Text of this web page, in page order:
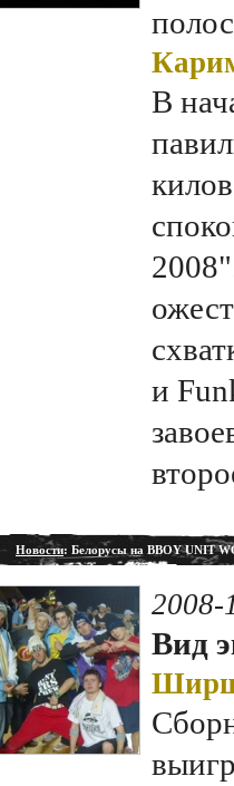
В
и
Новости: Белорусы на BBOY UNIT
2008-
Вид